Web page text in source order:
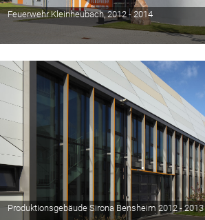
Feuerwehr Kleinheubach, 2012 - 2014
Produktionsgebäude Sirona Bensheim 2012 - 2013